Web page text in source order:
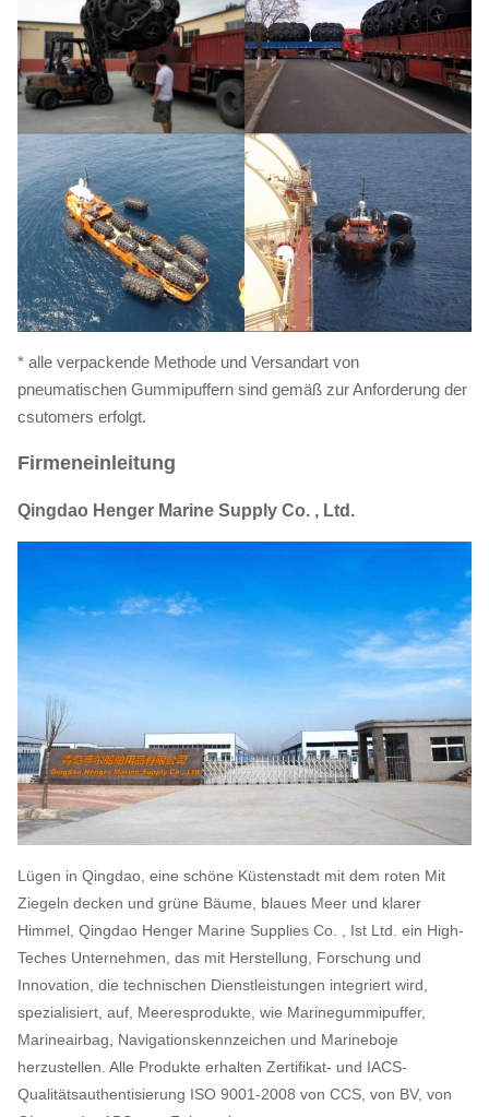
* alle verpackende Methode und Versandart von
pneumatischen Gummipuffern sind gemäß zur Anforderung der
csutomers erfolgt.
Firmeneinleitung
Qingdao Henger Marine Supply Co. , Ltd.
Lügen in Qingdao, eine schöne Küstenstadt mit dem roten Mit
Ziegeln decken und grüne Bäume, blaues Meer und klarer
Himmel, Qingdao Henger Marine Supplies Co. , Ist Ltd. ein High-
Teches Unternehmen, das mit Herstellung, Forschung und
Innovation, die technischen Dienstleistungen integriert wird,
spezialisiert, auf, Meeresprodukte, wie Marinegummipuffer,
Marineairbag, Navigationskennzeichen und Marineboje
herzustellen. Alle Produkte erhalten Zertifikat- und IACS-
Qualitätsauthentisierung ISO 9001-2008 von CCS, von BV, von